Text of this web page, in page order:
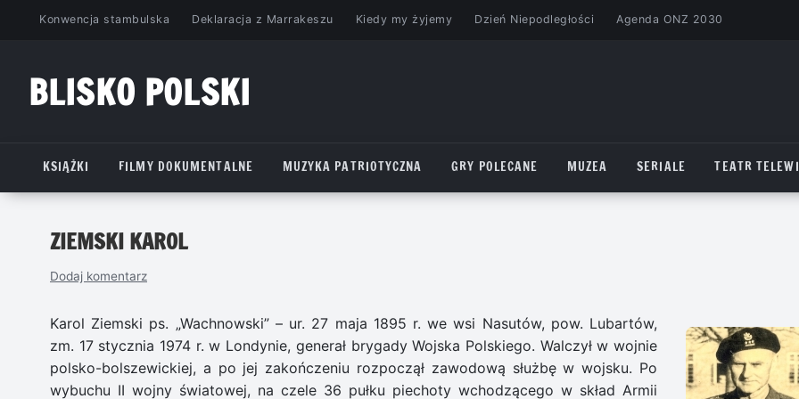
PrzejdźKonwencja stambulska Deklaracja z Marrakeszu Kiedy my żyjemy Dzień Niepodległości Agenda ONZ 2030
BLISKO POLSKI
KSIĄŻKI
FILMY DOKUMENTALNE MUZYKA PATRIOTYCZNA GRY POLECANE MUZEA SERIALE TEATR
ZIEMSKI KAROL
Dodaj komentarz
Karol Ziemski ps. „Wachnowski” – ur. 27 maja 1895 r. we wsi Nasutów, pow. Lubartów,
zm. 17 stycznia 1974 r. w Londynie, generał brygady Wojska Polskiego. Walczył w wojnie
polsko-bolszewickiej, a po jej zakończeniu rozpoczął zawodową służbę w wojsku. Po
wybuchu II wojny światowej, na czele 36 pułku piechoty wchodzącego w skład Armii